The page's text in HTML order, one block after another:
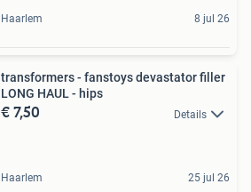
Haarlem 8 jul 26
transformers - fanstoys devastator filler
LONG HAUL - hips
€ 7,50 Details
Haarlem 25 jul 26